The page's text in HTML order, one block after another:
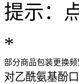
提示：
*
部分商品包装更换
对乙酰氨基酚